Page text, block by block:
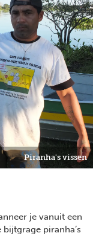
Piranha's vissen
je vanuit een
piranha’s